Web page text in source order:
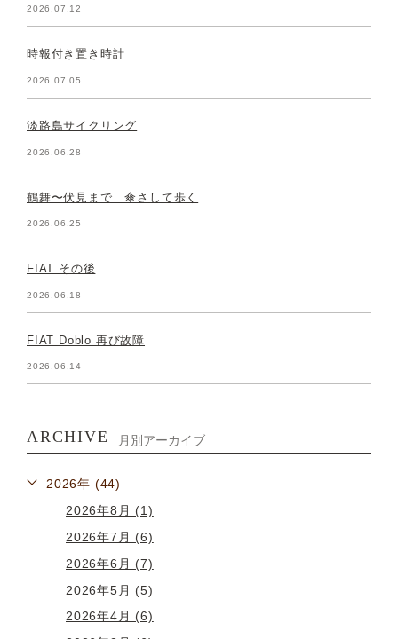
2026.07.12
時報付き置き時計
2026.07.05
淡路島サイクリング
2026.06.28
鶴舞〜伏見まで 傘さして歩く
2026.06.25
FIAT その後
2026.06.18
FIAT Doblo 再び故障
2026.06.14
ARCHIVE 月別アーカイブ
2026年 (44)
2026年8月 (1)
2026年7月 (6)
2026年6月 (7)
2026年5月 (5)
2026年4月 (6)